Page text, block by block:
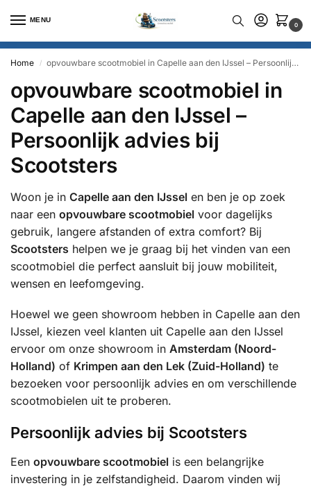
MENU
0
Home / opvouwbare scootmobiel in Capelle aan den IJssel – Persoonlijk advies bij Scootsters
opvouwbare scootmobiel in
Capelle aan den IJssel –
Persoonlijk advies bij
Scootsters
Woon je in Capelle aan den IJssel en ben je op zoek
naar een opvouwbare scootmobiel voor dagelijks
gebruik, langere afstanden of extra comfort? Bij
Scootsters helpen we je graag bij het vinden van een
scootmobiel die perfect aansluit bij jouw mobiliteit,
wensen en leefomgeving.
Hoewel we geen showroom hebben in Capelle aan den
IJssel, kiezen veel klanten uit Capelle aan den IJssel
ervoor om onze showroom in Amsterdam (Noord-
Holland) of Krimpen aan den Lek (Zuid-Holland) te
bezoeken voor persoonlijk advies en om verschillende
scootmobielen uit te proberen.
Persoonlijk advies bij Scootsters
Een opvouwbare scootmobiel is een belangrijke
investering in je zelfstandigheid. Daarom vinden wij